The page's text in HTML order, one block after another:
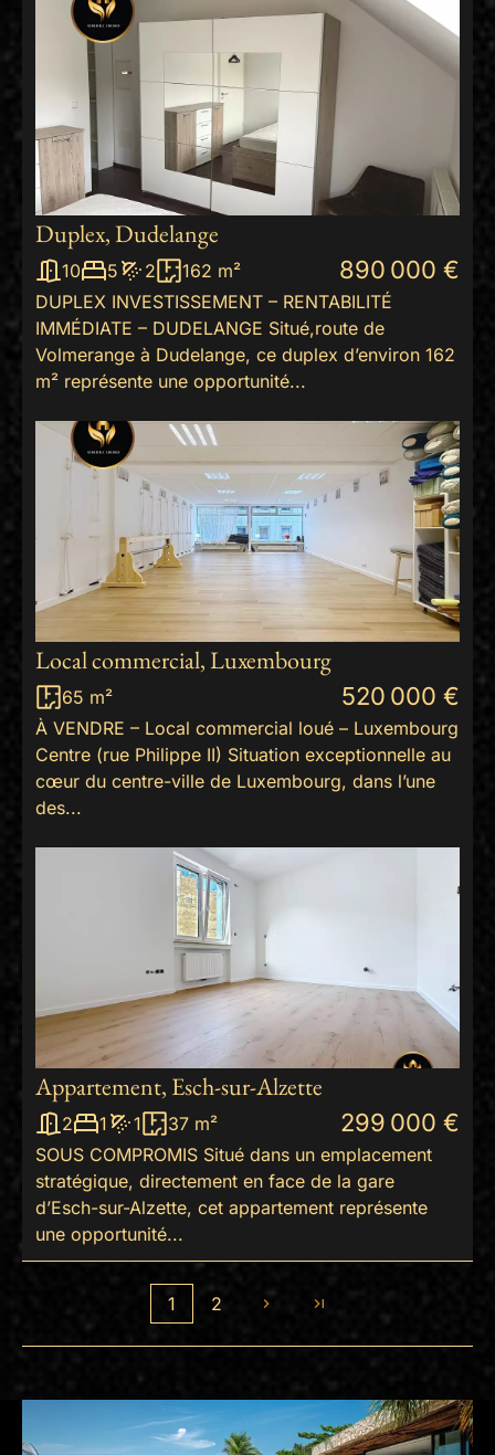
Duplex, Dudelange
10 5 2 162 m² 890 000 €
DUPLEX INVESTISSEMENT – RENTABILITÉ
IMMÉDIATE – DUDELANGE Situé,route de
Volmerange à Dudelange, ce duplex d’environ 162
m² représente une opportunité...
Local commercial, Luxembourg
65 m² 520 000 €
À VENDRE – Local commercial loué – Luxembourg
Centre (rue Philippe II) Situation exceptionnelle au
cœur du centre-ville de Luxembourg, dans l’une
des...
Appartement, Esch-sur-Alzette
2 1 1 37 m² 299 000 €
SOUS COMPROMIS Situé dans un emplacement
stratégique, directement en face de la gare
d’Esch-sur-Alzette, cet appartement représente
une opportunité...
1 2